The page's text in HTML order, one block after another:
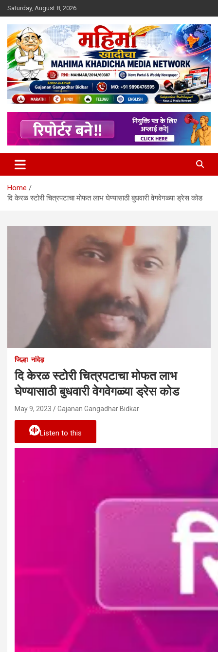
Skip
to
content
Saturday, August 8, 2026
Mahimakhadicha
Home
दि केरळ स्टोरी चित्रपटाचा मोफत लाभ घेण्यासाठी बुधवारी वेगवेगळ्या ड्रेस कोड
जिल्हा नांदेड़
दि केरळ स्टोरी चित्रपटाचा मोफत लाभ
घेण्यासाठी बुधवारी वेगवेगळ्या ड्रेस कोड
May 9, 2023 Gajanan Gangadhar Bidkar
Listen to this